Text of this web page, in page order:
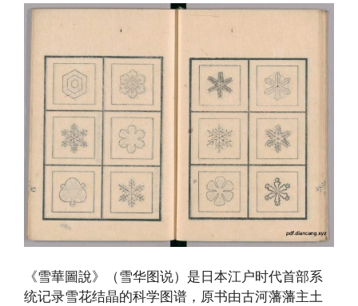
《雪華圖說》（雪华图说）是日本江户时代首部系
统记录雪花结晶的科学图谱，原书由古河藩藩主土